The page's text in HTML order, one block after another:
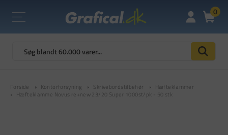
0
Forside Kontorforsyning Skrivebordstilbehør
Hæfteklammer
Hæfteklamme Novus re+new 23/20 Super 1000st/pk - 50 stk